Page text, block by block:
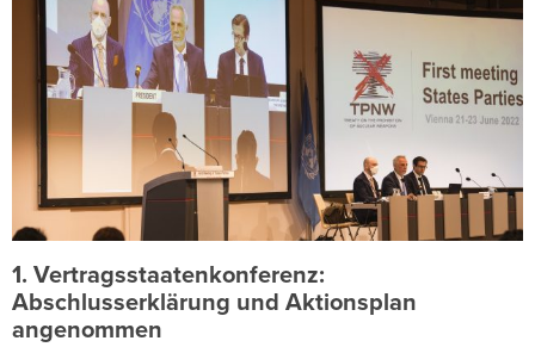
1. Vertragsstaatenkonferenz:
Abschlusserklärung und Aktionsplan
angenommen